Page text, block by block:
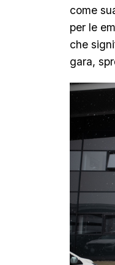
come
per le
che
gara,